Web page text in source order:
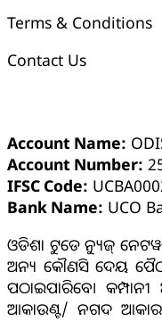
Terms & Conditions
Contact Us
Account Name:
Account Number:
IFSC Code:
Bank Name: UCO
ଓଡିଶା ଟୁଡେ ନ୍ୟୁଜ୍ ନେଟୱର୍କ୍
ଅନ୍ୟ କୌଣସି ଦେୟ ପୈଠ
ପଠାଇପାରିବେ।
ଆକାଉଣ୍ଟ/ ନଗଦ